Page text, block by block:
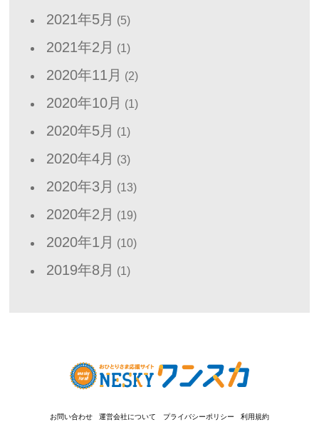
2021年5月 (5)
2021年2月 (1)
2020年11月 (2)
2020年10月 (1)
2020年5月 (1)
2020年4月 (3)
2020年3月 (13)
2020年2月 (19)
2020年1月 (10)
2019年8月 (1)
お問い合わせ 運営会社について プライバシーポリシー 利用規約